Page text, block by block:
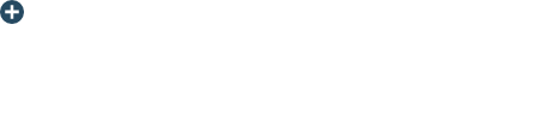
Vom Reinigungspersonal bis hin zum Professor gab es